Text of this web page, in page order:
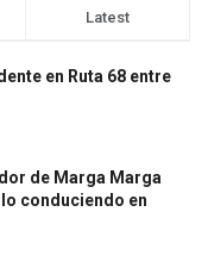
Latest
en Ruta 68 entre
de Marga Marga
conduciendo en